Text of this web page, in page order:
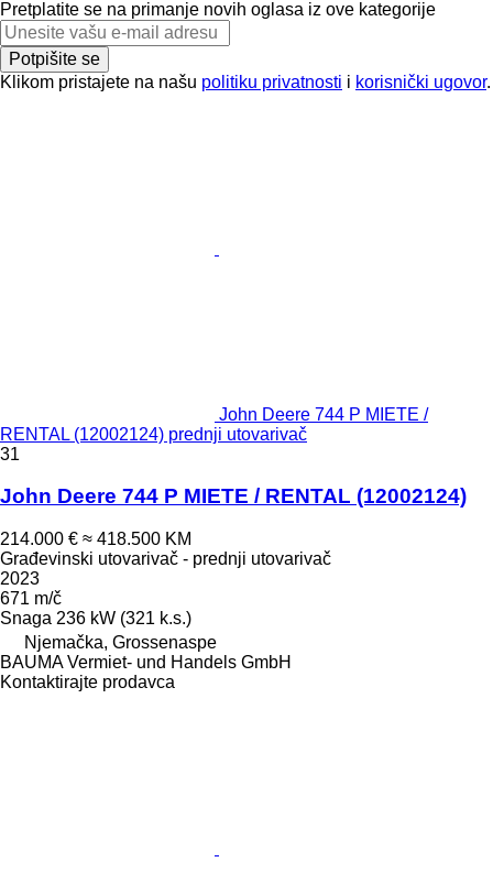
Pretplatite se na primanje novih oglasa iz ove kategorije
Potpišite se
Klikom pristajete na našu politiku privatnosti i korisnički ugovor.
John Deere 744 P MIETE /
RENTAL (12002124) prednji utovarivač
31
John Deere 744 P MIETE / RENTAL (12002124)
214.000 € ≈ 418.500 KM
Građevinski utovarivač - prednji utovarivač
2023
671 m/č
Snaga 236 kW (321 k.s.)
Njemačka, Grossenaspe
BAUMA Vermiet- und Handels GmbH
Kontaktirajte prodavca